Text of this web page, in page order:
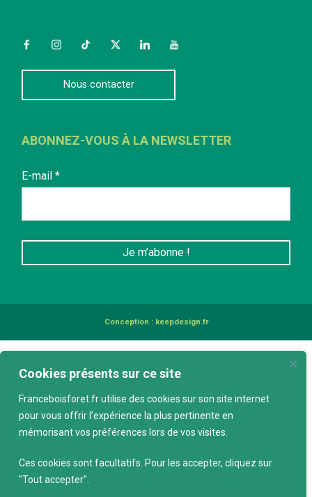
Cookies présents sur ce site
Franceboisforet.fr utilise des cookies sur son site internet
pour vous offrir l’expérience la plus pertinente en
mémorisant vos préférences lors de vos visites.
Ces cookies sont facultatifs. Pour les accepter, cliquez sur
"Tout accepter".
FacebookInstagramTikTokTwitterLinkedInYouTube
Nous contacter
ABONNEZ-VOUS À LA NEWSLETTER
E-mail *
Conception : keepdesign.fr